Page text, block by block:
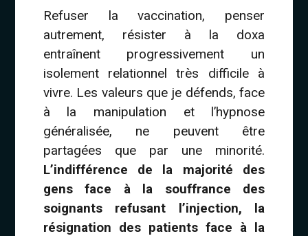
Refuser la vaccination, penser
autrement, résister à la doxa
entraînent progressivement un
isolement relationnel très difficile à
vivre. Les valeurs que je défends, face
à la manipulation et l’hypnose
généralisée, ne peuvent être
partagées que par une minorité.
L’indifférence de la majorité des
gens face à la souffrance des
soignants refusant l’injection, la
résignation des patients face à la